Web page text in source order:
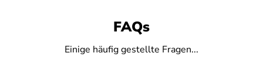
FAQs
Einige häufig gestellte Fragen...